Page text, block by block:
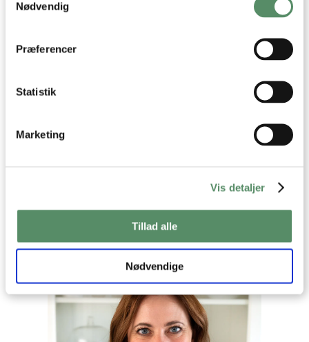
der kan være nøjagtig inden for få meter
Identificere din enhed baseret på en scanning af
Nødvendig
Præferencer
Statistik
Marketing
Vis detaljer
Tillad alle
Nødvendige